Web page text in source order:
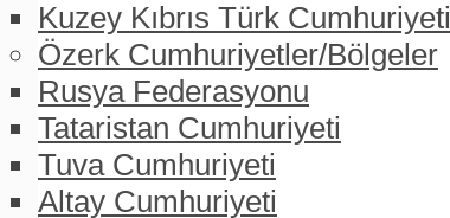
Kuzey Kıbrıs Türk Cumhuriyeti
Özerk Cumhuriyetler/Bölgeler
Rusya Federasyonu
Tataristan Cumhuriyeti
Tuva Cumhuriyeti
Altay Cumhuriyeti